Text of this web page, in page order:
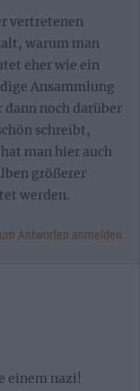
vertretenen
warum man
eher wie ein
Ansammlung
dann noch darüber
schreibt,
man hier auch
größerer
werden.
Antworten anmelden
einem nazi!